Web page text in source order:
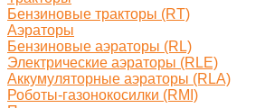
Бензиновые тракторы (RT)
Аэраторы
Бензиновые аэраторы (RL)
Электрические аэраторы (RLE)
Аккумуляторные аэраторы (RLA)
Роботы-газонокосилки (RMI)